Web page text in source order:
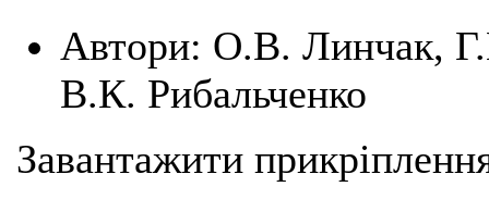
Автори: О.В. Линчак,
В.К. Рибальченко
Завантажити